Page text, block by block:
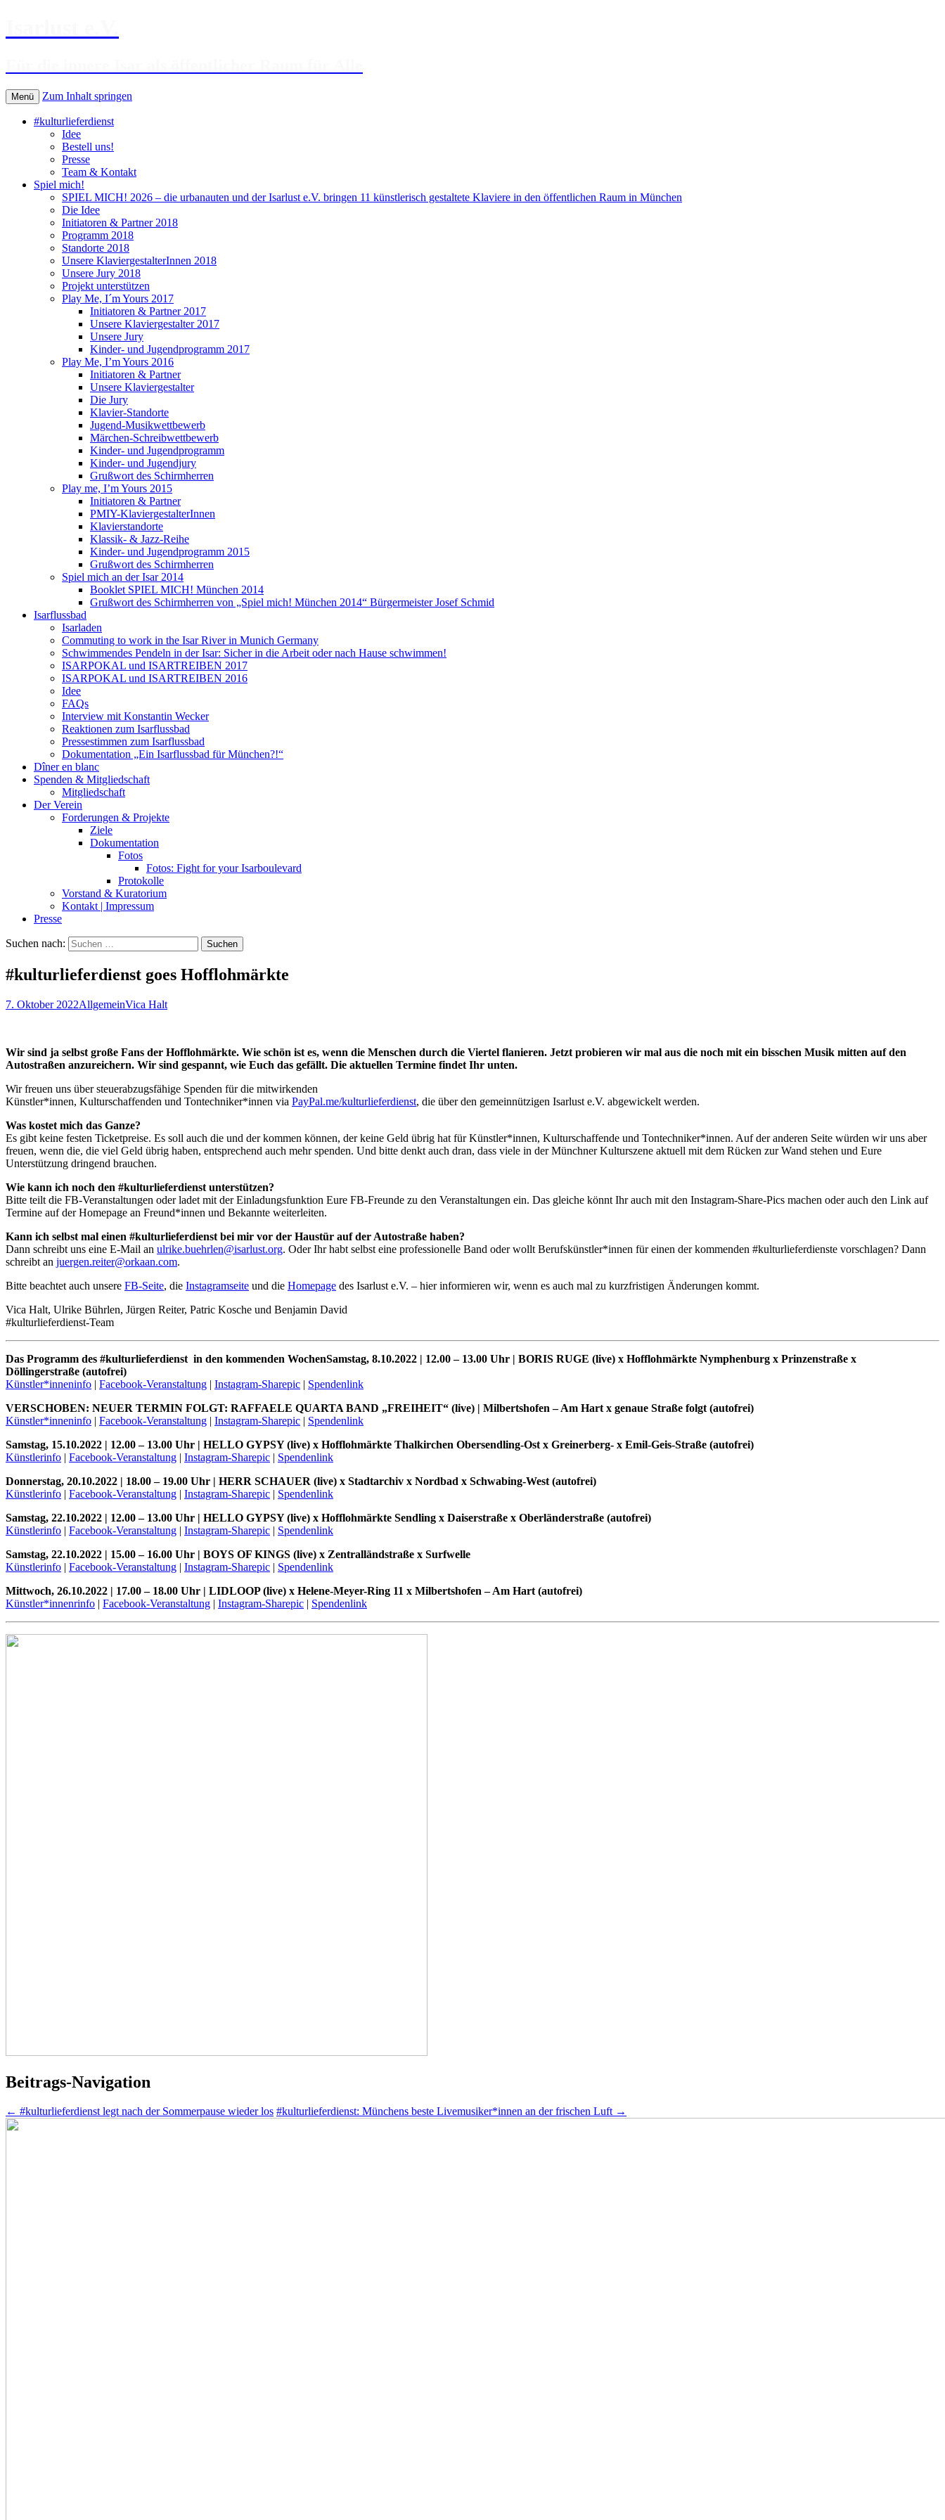
Menü Zum Inhalt springen
#kulturlieferdienst
Idee
Bestell uns!
Presse
Team & Kontakt
Spiel mich!
SPIEL MICH! 2026 – die urbanauten und der Isarlust e.V. bringen 11 künstlerisch gestaltete Klaviere in den öffentlichen Raum in München
Die Idee
Initiatoren & Partner 2018
Programm 2018
Standorte 2018
Unsere KlaviergestalterInnen 2018
Unsere Jury 2018
Projekt unterstützen
Play Me, I´m Yours 2017
Initiatoren & Partner 2017
Unsere Klaviergestalter 2017
Unsere Jury
Kinder- und Jugendprogramm 2017
Play Me, I’m Yours 2016
Initiatoren & Partner
Unsere Klaviergestalter
Die Jury
Klavier-Standorte
Jugend-Musikwettbewerb
Märchen-Schreibwettbewerb
Kinder- und Jugendprogramm
Kinder- und Jugendjury
Grußwort des Schirmherren
Play me, I’m Yours 2015
Initiatoren & Partner
PMIY-KlaviergestalterInnen
Klavierstandorte
Klassik- & Jazz-Reihe
Kinder- und Jugendprogramm 2015
Grußwort des Schirmherren
Spiel mich an der Isar 2014
Booklet SPIEL MICH! München 2014
Grußwort des Schirmherren von „Spiel mich! München 2014“ Bürgermeister Josef Schmid
Isarflussbad
Isarladen
Commuting to work in the Isar River in Munich Germany
Schwimmendes Pendeln in der Isar: Sicher in die Arbeit oder nach Hause schwimmen!
ISARPOKAL und ISARTREIBEN 2017
ISARPOKAL und ISARTREIBEN 2016
Idee
FAQs
Interview mit Konstantin Wecker
Reaktionen zum Isarflussbad
Pressestimmen zum Isarflussbad
Dokumentation „Ein Isarflussbad für München?!“
Dîner en blanc
Spenden & Mitgliedschaft
Mitgliedschaft
Der Verein
Forderungen & Projekte
Ziele
Dokumentation
Fotos
Fotos: Fight for your Isarboulevard
Protokolle
Vorstand & Kuratorium
Kontakt | Impressum
Presse
Suchen nach:
#kulturlieferdienst goes Hofflohmärkte
7. Oktober 2022AllgemeinVica Halt
Wir sind ja selbst große Fans der Hofflohmärkte. Wie schön ist es, wenn die Menschen durch die Viertel flanieren. Jetzt probieren wir mal aus die noch mit ein bisschen Musik mitten auf den
Autostraßen anzureichern. Wir sind gespannt, wie Euch das gefällt. Die aktuellen Termine findet Ihr unten.
Wir freuen uns über steuerabzugsfähige Spenden für die mitwirkenden
Künstler*innen, Kulturschaffenden und Tontechniker*innen via PayPal.me/kulturlieferdienst, die über den gemeinnützigen Isarlust e.V. abgewickelt werden.
Was kostet mich das Ganze?
Es gibt keine festen Ticketpreise. Es soll auch die und der kommen können, der keine Geld übrig hat für Künstler*innen, Kulturschaffende und Tontechniker*innen. Auf der anderen Seite würden wir uns aber
freuen, wenn die, die viel Geld übrig haben, entsprechend auch mehr spenden. Und bitte denkt auch dran, dass viele in der Münchner Kulturszene aktuell mit dem Rücken zur Wand stehen und Eure
Unterstützung dringend brauchen.
Wie kann ich noch den #kulturlieferdienst unterstützen?
Bitte teilt die FB-Veranstaltungen oder ladet mit der Einladungsfunktion Eure FB-Freunde zu den Veranstaltungen ein. Das gleiche könnt Ihr auch mit den Instagram-Share-Pics machen oder auch den Link auf
Termine auf der Homepage an Freund*innen und Bekannte weiterleiten.
Kann ich selbst mal einen #kulturlieferdienst bei mir vor der Haustür auf der Autostraße haben?
Dann schreibt uns eine E-Mail an ulrike.buehrlen@isarlust.org. Oder Ihr habt selbst eine professionelle Band oder wollt Berufskünstler*innen für einen der kommenden #kulturlieferdienste vorschlagen? Dann
schreibt an juergen.reiter@orkaan.com.
Bitte beachtet auch unsere FB-Seite, die Instagramseite und die Homepage des Isarlust e.V. – hier informieren wir, wenn es auch mal zu kurzfristigen Änderungen kommt.
Vica Halt, Ulrike Bührlen, Jürgen Reiter, Patric Kosche und Benjamin David
#kulturlieferdienst-Team
Das Programm des #kulturlieferdienst in den kommenden WochenSamstag, 8.10.2022 | 12.00 – 13.00 Uhr | BORIS RUGE (live) x Hofflohmärkte Nymphenburg x Prinzenstraße x
Döllingerstraße (autofrei)
Künstler*inneninfo | Facebook-Veranstaltung | Instagram-Sharepic | Spendenlink
VERSCHOBEN: NEUER TERMIN FOLGT: RAFFAELE QUARTA BAND „FREIHEIT“ (live) | Milbertshofen – Am Hart x genaue Straße folgt (autofrei)
Künstler*inneninfo | Facebook-Veranstaltung | Instagram-Sharepic | Spendenlink
Samstag, 15.10.2022 | 12.00 – 13.00 Uhr | HELLO GYPSY (live) x Hofflohmärkte Thalkirchen Obersendling-Ost x Greinerberg- x Emil-Geis-Straße (autofrei)
Künstlerinfo | Facebook-Veranstaltung | Instagram-Sharepic | Spendenlink
Donnerstag, 20.10.2022 | 18.00 – 19.00 Uhr | HERR SCHAUER (live) x Stadtarchiv x Nordbad x Schwabing-West (autofrei)
Künstlerinfo | Facebook-Veranstaltung | Instagram-Sharepic | Spendenlink
Samstag, 22.10.2022 | 12.00 – 13.00 Uhr | HELLO GYPSY (live) x Hofflohmärkte Sendling x Daiserstraße x Oberländerstraße (autofrei)
Künstlerinfo | Facebook-Veranstaltung | Instagram-Sharepic | Spendenlink
Samstag, 22.10.2022 | 15.00 – 16.00 Uhr | BOYS OF KINGS (live) x Zentralländstraße x Surfwelle
Künstlerinfo | Facebook-Veranstaltung | Instagram-Sharepic | Spendenlink
Mittwoch, 26.10.2022 | 17.00 – 18.00 Uhr | LIDLOOP (live) x Helene-Meyer-Ring 11 x Milbertshofen – Am Hart (autofrei)
Künstler*innenrinfo | Facebook-Veranstaltung | Instagram-Sharepic | Spendenlink
Beitrags-Navigation
← #kulturlieferdienst legt nach der Sommerpause wieder los #kulturlieferdienst: Münchens beste Livemusiker*innen an der frischen Luft →